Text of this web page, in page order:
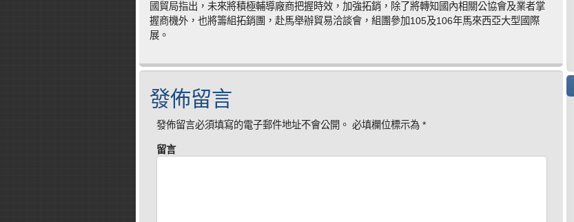
國貿局指出，未來將積極輔導廠商把握時效，加強拓銷，除了將轉知國內相關公協會及業者掌
握商機外，也將籌組拓銷團，赴馬舉辦貿易洽談會，組團參加105及106年馬來西亞大型國際
展。
發佈留言
發佈留言必須填寫的電子郵件地址不會公開。 必填欄位標示為 *
留言